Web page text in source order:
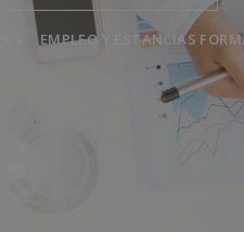
EMPLEO Y ESTANCIAS